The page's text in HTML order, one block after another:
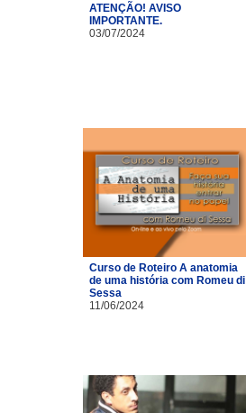
ATENÇÃO! AVISO
IMPORTANTE.
03/07/2024
Curso de Roteiro A anatomia
de uma história com Romeu di
Sessa
11/06/2024